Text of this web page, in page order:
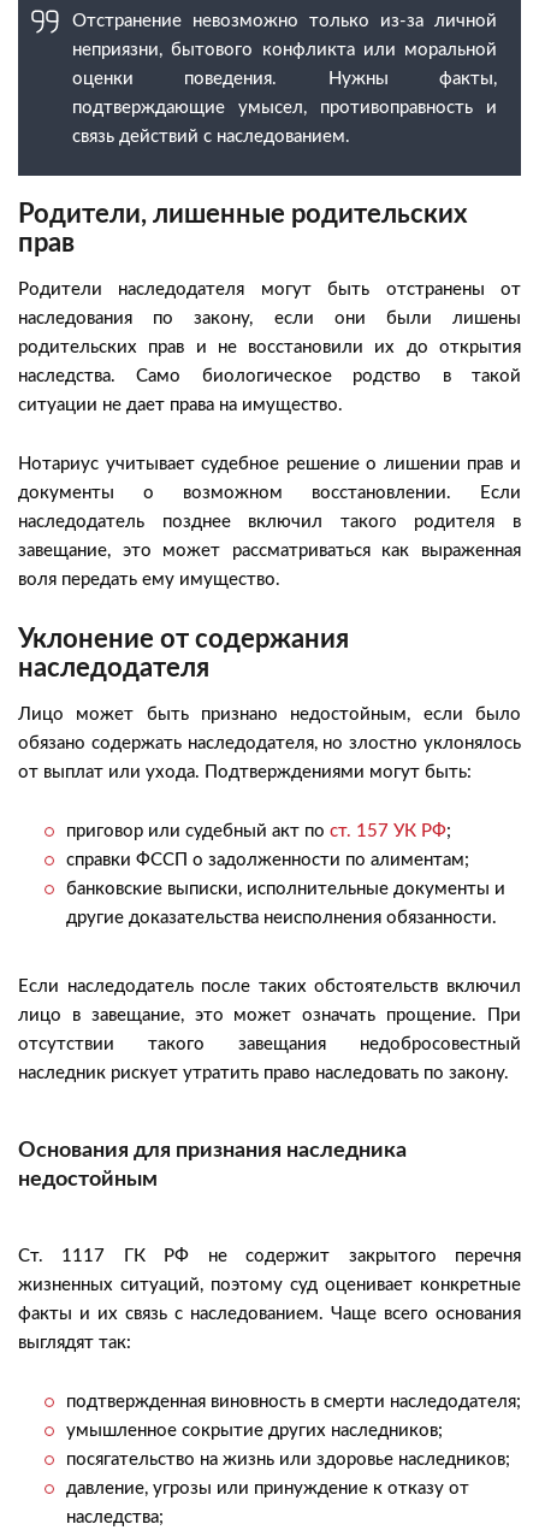
Отстранение невозможно только из-за личной
неприязни, бытового конфликта или моральной
оценки поведения. Нужны факты,
подтверждающие умысел, противоправность и
связь действий с наследованием.
Родители, лишенные родительских
прав
Родители наследодателя могут быть отстранены от
наследования по закону, если они были лишены
родительских прав и не восстановили их до открытия
наследства. Само биологическое родство в такой
ситуации не дает права на имущество.
Нотариус учитывает судебное решение о лишении прав и
документы о возможном восстановлении. Если
наследодатель позднее включил такого родителя в
завещание, это может рассматриваться как выраженная
воля передать ему имущество.
Уклонение от содержания
наследодателя
Лицо может быть признано недостойным, если было
обязано содержать наследодателя, но злостно уклонялось
от выплат или ухода. Подтверждениями могут быть:
приговор или судебный акт по ст. 157 УК РФ;
справки ФССП о задолженности по алиментам;
банковские выписки, исполнительные документы и
другие доказательства неисполнения обязанности.
Если наследодатель после таких обстоятельств включил
лицо в завещание, это может означать прощение. При
отсутствии такого завещания недобросовестный
наследник рискует утратить право наследовать по закону.
Основания для признания наследника
недостойным
Ст. 1117 ГК РФ не содержит закрытого перечня
жизненных ситуаций, поэтому суд оценивает конкретные
факты и их связь с наследованием. Чаще всего основания
выглядят так:
подтвержденная виновность в смерти наследодателя;
умышленное сокрытие других наследников;
посягательство на жизнь или здоровье наследников;
давление, угрозы или принуждение к отказу от
наследства;